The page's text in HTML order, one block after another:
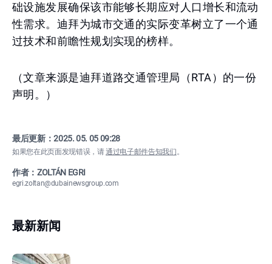
础设施发展确保该市能够长期应对人口增长和流动
性需求。迪拜为城市交通的实际变革树立了一个通
过技术和前瞻性规划实现的榜样。
（文章来源是迪拜道路交通管理局（RTA）的一份
声明。）
最后更新：2025. 05. 05 09:28
如果您在此页面发现错误，请通过电子邮件告知我们。
作者：ZOLTÁN EGRI
egri.zoltan@dubainewsgroup.com
最新新闻